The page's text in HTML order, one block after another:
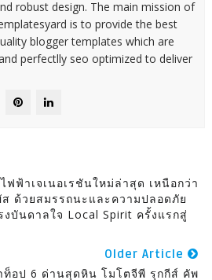
robust design. The main mission of
is to provide the best
blogger templates which are
perfectlly seo optimized to deliver
ไฟฟ้าเจเนอเรชันใหม่ล่าสุด เหนือกว่า
ด้วยสมรรถนะและความปลอดภัย
บันดาลใจ Local Spirit ครั้งแรกสู่
Older Article
ท็อป 6 ด่านสุดหิน โมโตจีพี รุกกีส์ คัพ